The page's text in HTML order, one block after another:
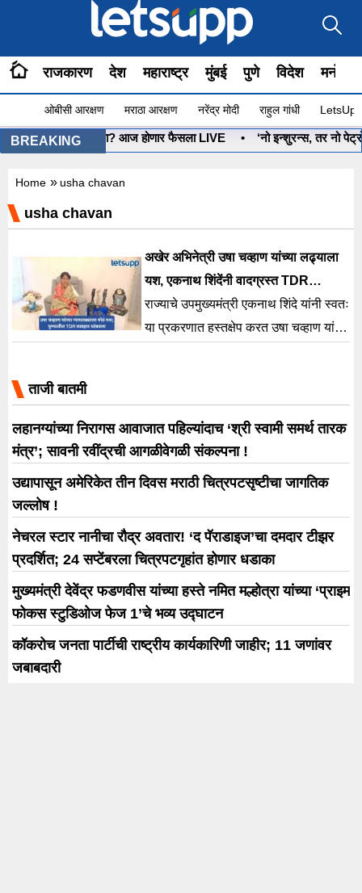
राजकारण देश महाराष्ट्र मुंबई पुणे विदेश
ओबीसी आरक्षण मराठा आरक्षण नरेंद्र मोदी राहुल गांधी
BREAKING
धनुष्यबाण कोणाचा? आज होणार फैसला LIVE • ‘नो इन्शुरन्स, तर नो
Home »usha chavan
usha chavan
अखेर अभिनेत्री उषा चव्हाण यांच्या लढ्याला
यश, एकनाथ शिंदेंनी वादग्रस्त TDR
व्यवहाराला दिली स्थगिती
राज्याचे उपमुख्यमंत्री एकनाथ शिंदे यांनी स्वतः
या प्रकरणात हस्तक्षेप करत उषा चव्हाण यांना
ताजी बातमी
लहानग्यांच्या निरागस आवाजात पहिल्यांदाच ‘श्री स्वामी समर्थ तारक
मंत्र’; सावनी रवींद्रची आगळीवेगळी संकल्पना !
उद्यापासून अमेरिकेत तीन दिवस मराठी चित्रपटसृष्टीचा जागतिक
जल्लोष !
नेचरल स्टार नानीचा रौद्र अवतार! ‘द पॅराडाइज’चा दमदार टीझर
प्रदर्शित; 24 सप्टेंबरला चित्रपटगृहांत होणार धडाका
मुख्यमंत्री देवेंद्र फडणवीस यांच्या हस्ते नमित मल्होत्रा यांच्या ‘प्राइम
फोकस स्टुडिओज फेज 1’चे भव्य उद्घाटन
कॉकरोच जनता पार्टीची राष्ट्रीय कार्यकारिणी जाहीर; 11 जणांवर
जबाबदारी